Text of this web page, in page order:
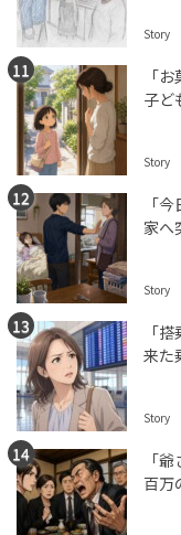
Story
「
子ど
Story
「
家へ
Story
「
来た
Story
「
百万